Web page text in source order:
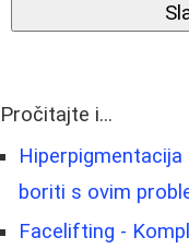
Pročitajte i...
boriti s ovim
Facelifting -